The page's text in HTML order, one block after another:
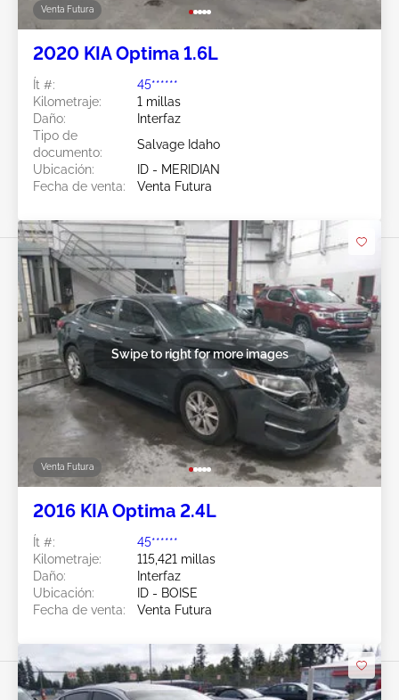
Venta Futura
2020 KIA Optima 1.6L
Ít #:
45******
Kilometraje:
1 millas
Daño:
Interfaz
Tipo de
documento:
Salvage Idaho
Ubicación:
ID - MERIDIAN
Fecha de venta:
Venta Futura
Venta Futura
Swipe to right for more images
2016 KIA Optima 2.4L
Ít #:
45******
Kilometraje:
115,421 millas
Daño:
Interfaz
Ubicación:
ID - BOISE
Fecha de venta:
Venta Futura